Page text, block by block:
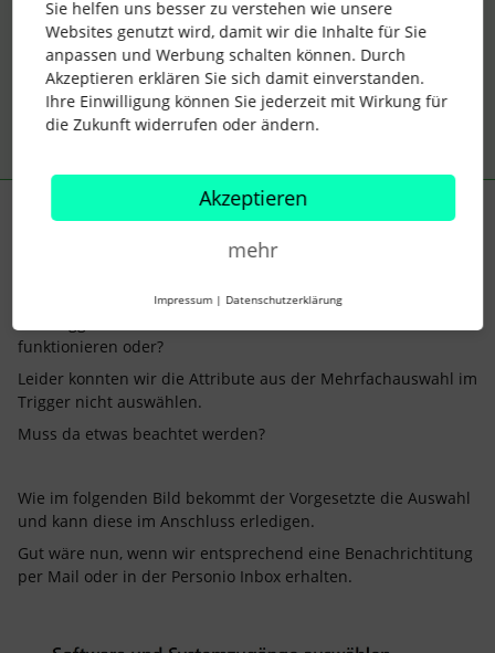
Vielleicht hilft dir ja eine der Möglichkeiten weiter :)
L 2 Menschen gefällt dies
leo_1300 AUTOR*IN Forum|Forum|1 year ago
vielen Dank für die Info.
funktionieren oder?
Leider konnten wir die Attribute aus der Mehrfachauswahl im
Trigger nicht auswählen.
Muss da etwas beachtet werden?
Wie im folgenden Bild bekommt der Vorgesetzte die Auswahl
und kann diese im Anschluss erledigen.
Gut wäre nun, wenn wir entsprechend eine Benachrichtitung
per Mail oder in der Personio Inbox erhalten.
Sie helfen uns besser zu verstehen wie unsere
Websites genutzt wird, damit wir die Inhalte für Sie
anpassen und Werbung schalten können. Durch
Akzeptieren erklären Sie sich damit einverstanden.
Ihre Einwilligung können Sie jederzeit mit Wirkung für
die Zukunft widerrufen oder ändern.
Akzeptieren
mehr
Impressum | Datenschutzerklärung